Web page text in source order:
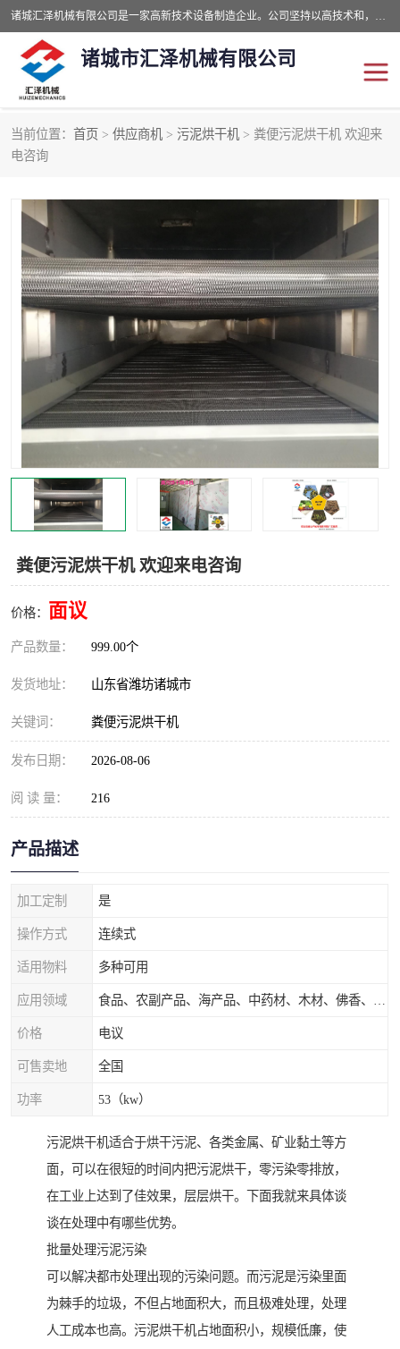
诸城汇泽机械有限公司是一家高新技术设备制造企业。公司坚持以高技术和，高服务于用户，以的环保机械制造设备赢的用户的信赖。现在主要生产死亡畜禽无害化处理和立式和卧式有机肥设备，搅拌机，烘干机，高温发酵机等。污水处理设备，固液分离机。气浮机，化制机等。公司秉承品质，用户至上，科技创新的经营理。
诸城市汇泽机械有限公司
当前位置： 首页 > 供应商机 > 污泥烘干机 > 粪便污泥烘干机 欢迎来
电咨询
粪便污泥烘干机 欢迎来电咨询
价格： 面议
产品数量： 999.00个
发货地址： 山东省潍坊诸城市
关键词： 粪便污泥烘干机
发布日期： 2026-08-06
阅 读 量： 216
产品描述
加工定制 是
操作方式 连续式
适用物料 多种可用
应用领域
价格 电议
可售卖地 全国
功率 53（kw）
污泥烘干机适合于烘干污泥、各类金属、矿业黏土等方
面，可以在很短的时间内把污泥烘干，零污染零排放，
在工业上达到了佳效果，层层烘干。下面我就来具体谈
谈在处理中有哪些优势。
批量处理污泥污染
可以解决都市处理出现的污染问题。而污泥是污染里面
为棘手的垃圾，不但占地面积大，而且极难处理，处理
人工成本也高。污泥烘干机占地面积小，规模低廉，使
发酵设备
鸡粪发酵机 有机肥设备
纳米膜好氧发酵堆肥机 粪污烘干酶体机
膜式堆肥机 纳米膜发酵
膜式发酵仓 分子膜堆肥仓
分子膜发酵堆肥设备